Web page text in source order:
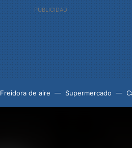
Freidora de aire Supermercado